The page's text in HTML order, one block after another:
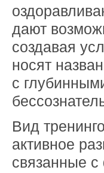
дают
создавая
носят
с
Вид
активное
связанные